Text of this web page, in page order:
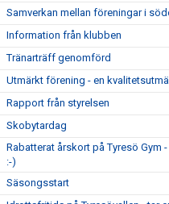
Samverkan mellan föreningar i
Information från klubben
Tränarträff genomförd
Utmärkt förening - en
Rapport från styrelsen
Skobytardag
Rabatterat årskort på Tyresö Gym
:-)
Säsongsstart